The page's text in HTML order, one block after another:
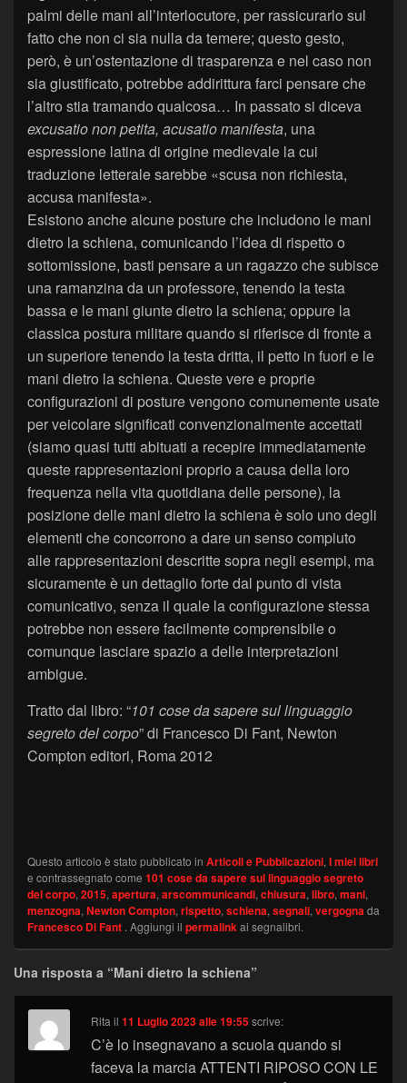
palmi delle mani all’interlocutore, per rassicurarlo sul
fatto che non ci sia nulla da temere; questo gesto,
però, è un’ostentazione di trasparenza e nel caso non
sia giustificato, potrebbe addirittura farci pensare che
l’altro stia tramando qualcosa… In passato si diceva
excusatio non petita, acusatio manifesta, una
espressione latina di origine medievale la cui
traduzione letterale sarebbe «scusa non richiesta,
accusa manifesta».
Esistono anche alcune posture che includono le mani
dietro la schiena, comunicando l’idea di rispetto o
sottomissione, basti pensare a un ragazzo che subisce
una ramanzina da un professore, tenendo la testa
bassa e le mani giunte dietro la schiena; oppure la
classica postura militare quando si riferisce di fronte a
un superiore tenendo la testa dritta, il petto in fuori e le
mani dietro la schiena. Queste vere e proprie
configurazioni di posture vengono comunemente usate
per veicolare significati convenzionalmente accettati
(siamo quasi tutti abituati a recepire immediatamente
queste rappresentazioni proprio a causa della loro
frequenza nella vita quotidiana delle persone), la
posizione delle mani dietro la schiena è solo uno degli
elementi che concorrono a dare un senso compiuto
alle rappresentazioni descritte sopra negli esempi, ma
sicuramente è un dettaglio forte dal punto di vista
comunicativo, senza il quale la configurazione stessa
potrebbe non essere facilmente comprensibile o
comunque lasciare spazio a delle interpretazioni
ambigue.
Tratto dal libro: “101 cose da sapere sul linguaggio
segreto del corpo” di Francesco Di Fant, Newton
Compton editori, Roma 2012
Questo articolo è stato pubblicato in Articoli e Pubblicazioni, I miei libri
e contrassegnato come 101 cose da sapere sul linguaggio segreto
del corpo, 2015, apertura, arscommunicandi, chiusura, libro, mani,
menzogna, Newton Compton, rispetto, schiena, segnali, vergogna da
Francesco Di Fant . Aggiungi il permalink ai segnalibri.
Una risposta a “Mani dietro la schiena”
Rita il11 Luglio 2023 alle 19:55 scrive:
C’è lo insegnavano a scuola quando si
faceva la marcia ATTENTI RIPOSO CON LE